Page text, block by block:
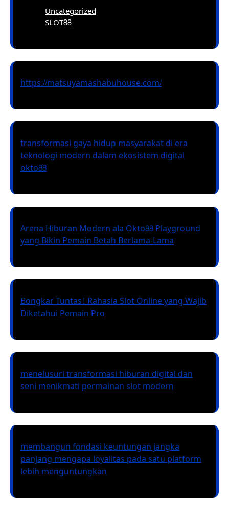
Uncategorized
SLOT88
https://matsuyamashabuhouse.com/
transformasi gaya hidup masyarakat di era
teknologi modern dalam ekosistem digital
okto88
Arena Hiburan Modern ala Okto88 Playground
yang Bikin Pemain Betah Berlama-Lama
Bongkar Tuntas! Rahasia Slot Online yang Wajib
Diketahui Pemain Pro
menelusuri transformasi hiburan digital dan
seni menikmati permainan slot modern
membangun fondasi keuntungan jangka
panjang mengapa loyalitas pada satu platform
lebih menguntungkan